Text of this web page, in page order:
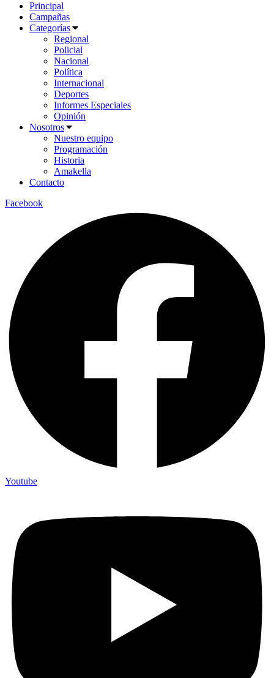
Principal
Campañas
Categorías
Regional
Policial
Nacional
Política
Internacional
Deportes
Informes Especiales
Opinión
Nosotros
Nuestro equipo
Programación
Historia
Amakella
Contacto
Facebook
Youtube